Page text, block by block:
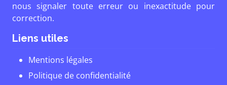
nous signaler toute erreur ou inexactitude pour
correction.
Liens utiles
Mentions légales
Politique de confidentialité